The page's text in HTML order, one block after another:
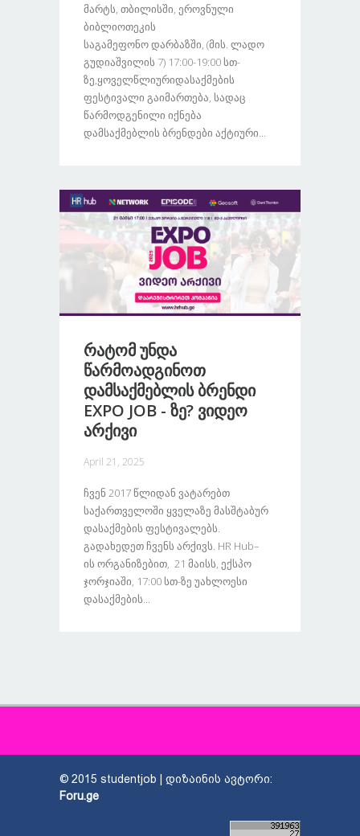
Მარტს, Თბილისში, Ეროვნული
Ბიბლიოთეკის
Საგამეფონო Დარბაზში, (მის. Ლადო
Გუდიაშვილის 7) 17:00-19:00 Სთ-
Ზე,ყოველწლიურიდასაქმების
Ფესტივალი Გაიმართება, Სადაც
Წარმოდგენილი Იქნება
Დამსაქმებლის Ბრენდები Აქტიური...
Რატომ Უნდა
Წარმოადგინოთ
Დამსაქმებლის Ბრენდი
EXPO JOB - Ზე? Ვიდეო
Არქივი
April 21, 2025
Ჩვენ 2017 Წლიდან Ვატარებთ
Საქართველოში Ყველაზე Მასშტაბურ
Დასაქმების Ფესტივალებს.
Გადახედეთ Ჩვენს Არქივს. HR Hub–
Ის Ორგანიზებით, 21 Მაისს, Ექსპო
Ჯორჯიაში, 17:00 Სთ-Ზე Უახლოესი
Დასაქმების...
© 2015 studentjob | დიზაინის ავტორი:
Foru.ge